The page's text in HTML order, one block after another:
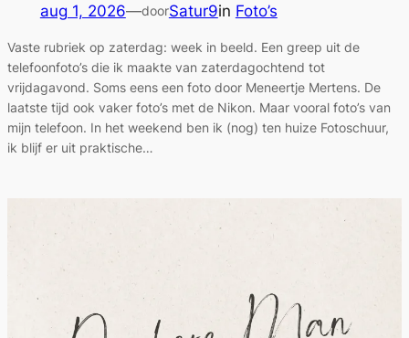
aug 1, 2026—doorSatur9in Foto’s
Vaste rubriek op zaterdag: week in beeld. Een greep uit de
telefoonfoto’s die ik maakte van zaterdagochtend tot
vrijdagavond. Soms eens een foto door Meneertje Mertens. De
laatste tijd ook vaker foto’s met de Nikon. Maar vooral foto’s van
mijn telefoon. In het weekend ben ik (nog) ten huize Fotoschuur,
ik blijf er uit praktische…